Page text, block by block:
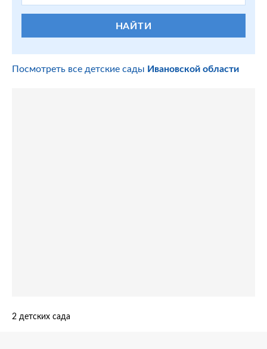
НАЙТИ
Посмотреть все детские сады Ивановской области
2 детских сада